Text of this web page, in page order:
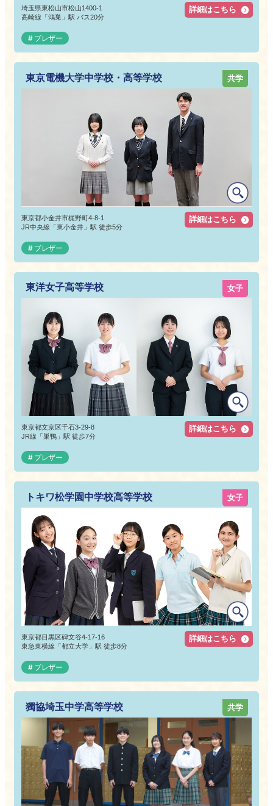
埼玉県東松山市松山1400-1
高崎線「鴻巣」駅 バス20分
ブレザー
詳細はこちら
東京電機大学中学校・高等学校
東京都小金井市梶野町4-8-1
JR中央線「東小金井」駅 徒歩5分
ブレザー
共学
詳細はこちら
東洋女子高等学校
東京都文京区千石3-29-8
JR線「巣鴨」駅 徒歩7分
ブレザー
女子
詳細はこちら
トキワ松学園中学校高等学校
東京都目黒区碑文谷4-17-16
東急東横線「都立大学」駅 徒歩8分
ブレザー
女子
詳細はこちら
獨協埼玉中学高等学校 共学